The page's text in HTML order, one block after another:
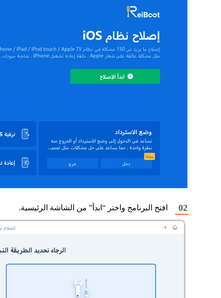
افتح البرنامج واختر “ابدأ” من الشاشة الرئيسية.